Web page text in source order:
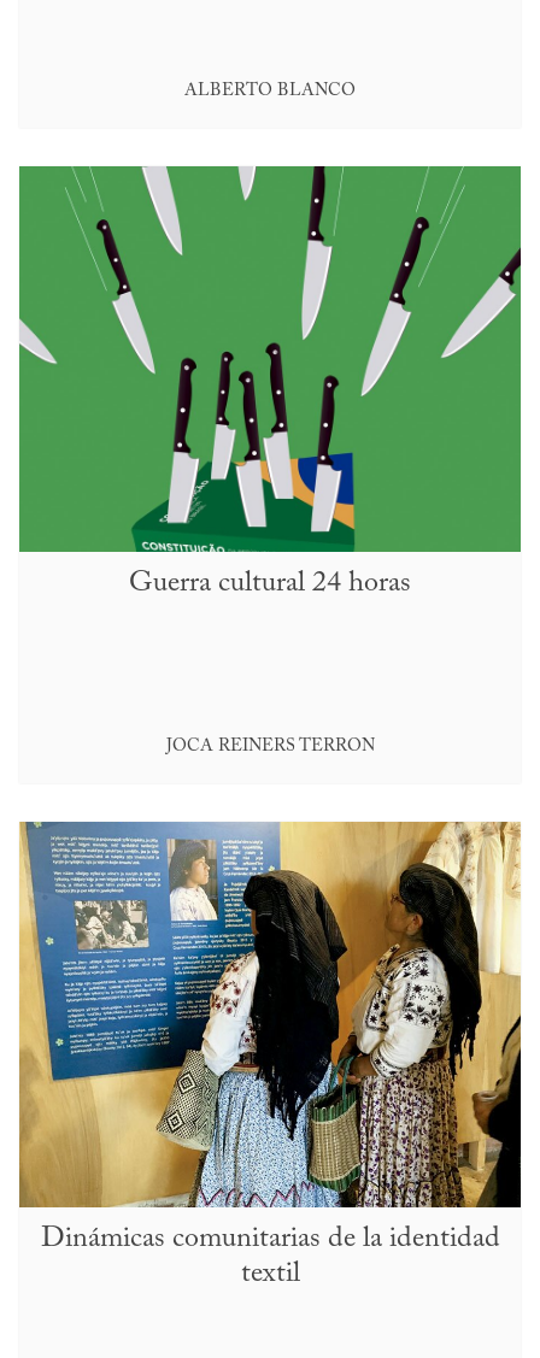
ALBERTO BLANCO
Guerra cultural 24 horas
JOCA REINERS TERRON
Dinámicas comunitarias de la identidad
textil